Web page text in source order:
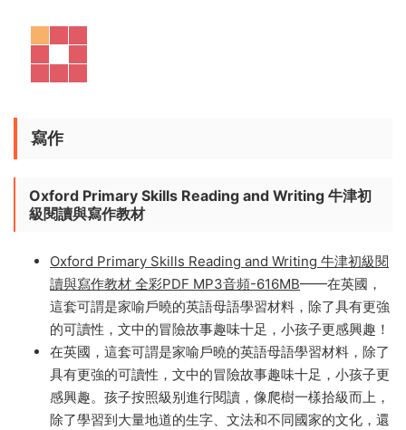
冊，對标劍少三級考試，每兩本對應一個級别：Book1-2:
Starter； Book3-4：Movers；Book5-6：Flyers。
寫作
Oxford Primary Skills Reading and Writing 牛津初
級閱讀與寫作教材
Oxford Primary Skills Reading and Writing 牛津初級閱
讀與寫作教材 全彩PDF MP3音頻-616MB——在英國，
這套可謂是家喻戶曉的英語母語學習材料，除了具有更強